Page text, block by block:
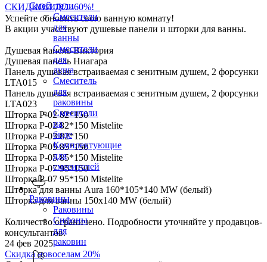
Смесители
Смесители
для
ванны
Смесители
для
душа
Смеситель
для
раковины
Смесители
на
биде
Комплектующие
для
смесителей
Раковины
Раковины
Сифоны
для
раковин
СКИДКОЙ ДО -60%!
Успейте обновить свою ванную комнату!
В акции учасствуют душевые панели и шторки для ванны.
Душевая панель Виктория
Душевая панель Ниагара
Панель душевая встраиваемая с зенитным душем, 2 форсунки
LTA015
Панель душевая встраиваемая с зенитным душем, 2 форсунки
LTA023
Шторка P-02 82*150
Шторка P-02 82*150 Mistelite
Шторка P-03 82*150
Шторка P-05 85*150
Шторка P-05 85*150 Mistelite
Шторка P-07 95*150
Шторка P-07 95*150 Mistelite
Шторка для ванны Aura 160*105*140 MW (белый)
Шторка для ванны 150х140 МW (белый)
Количество ограничено. Подробности уточняйте у продавцов-
консультантов.
24 фев 2025
Скидка новоселам 20%